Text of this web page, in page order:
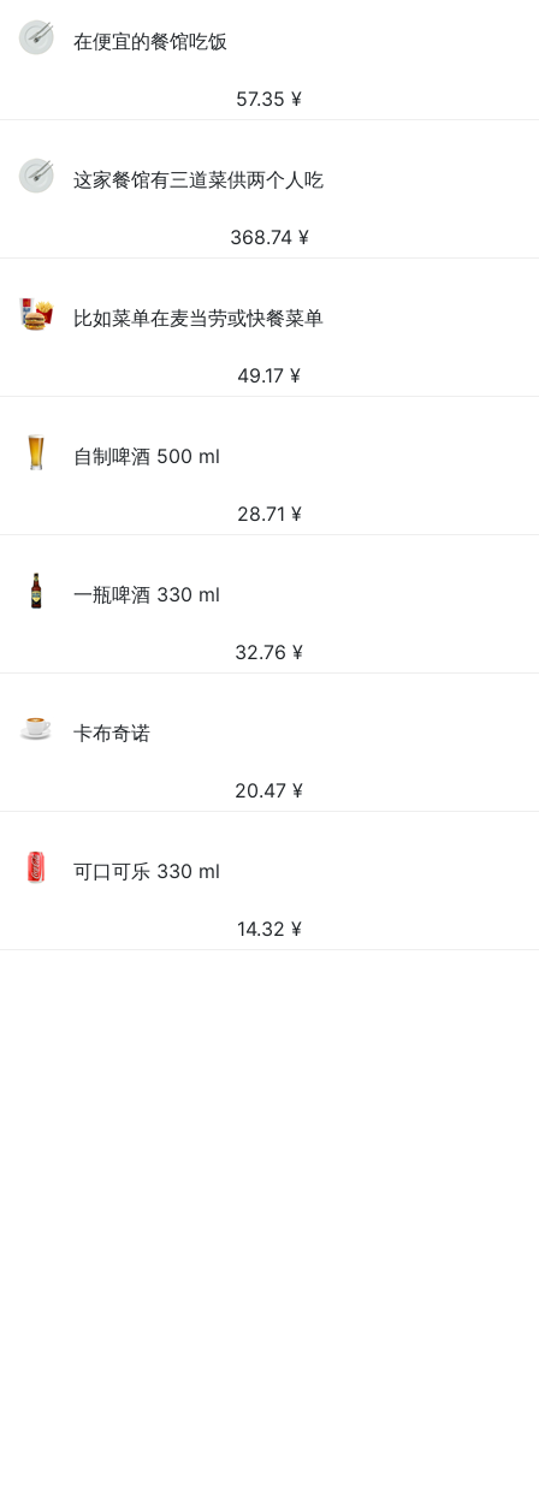
在便宜的餐馆吃饭
57.35 ¥
这家餐馆有三道菜供两个人吃
368.74 ¥
比如菜单在麦当劳或快餐菜单
49.17 ¥
自制啤酒 500 ml
28.71 ¥
一瓶啤酒 330 ml
32.76 ¥
卡布奇诺
20.47 ¥
可口可乐 330 ml
14.32 ¥